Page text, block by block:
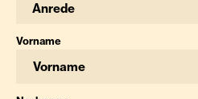
Anrede
Vorname